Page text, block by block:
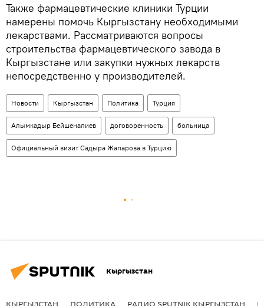
Также фармацевтические клиники Турции
намерены помочь Кыргызстану необходимыми
лекарствами. Рассматриваются вопросы
строительства фармацевтического завода в
Кыргызстане или закупки нужных лекарств
непосредственно у производителей.
Новости Кыргызстан Политика Турция
Алымкадыр Бейшеналиев договоренность больница
Официальный визит Садыра Жапарова в Турцию
Кыргызстан
КЫРГЫЗСТАН ПОЛИТИКА РАДИО SPUTNIK КЫРГЫЗСТАН